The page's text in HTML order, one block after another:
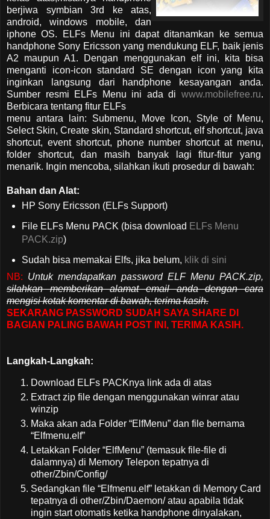
berjiwa symbian 3rd ke atas,
android, windows mobile, dan
iphone OS. ELFs Menu ini dapat ditanamkan ke semua
handphone Sony Ericsson yang mendukung ELF, baik jenis
A2 maupun A1. Dengan menggunakan elf ini, kita bisa
menganti icon-icon standard SE dengan icon yang kita
inginkan langsung dari handphone kesayangan anda.
Sumber resmi ELFs Menu ini ada di www.mobilefree.ru.
Berbicara tentang fitur ELFs
menu antara lain: Submenu, Move Icon, Style of Menu,
Select Skin, Create skin, Standard shortcut, elf shortcut, java
shortcut, event shortcut, phone number shortcut at menu,
folder shortcut, dan masih banyak lagi fitur-fitur yang
menarik. Ingin mencoba, silahkan ikuti prosedur di bawah:
Bahan dan Alat:
HP Sony Ericsson (ELFs Support)
File ELFs Menu PACK (bisa download ELFs Menu
PACK.zip)
Sudah bisa memakai Elfs, jika belum, klik di sini
NB: Untuk mendapatkan password ELF Menu PACK.zip,
silahkan memberikan alamat email anda dengan cara
mengisi kotak komentar di bawah, terima kasih.
SEKARANG PASSWORD SUDAH SAYA SHARE DI
BAGIAN PALING BAWAH POST INI, TERIMA KASIH.
Langkah-Langkah:
Download ELFs PACKnya link ada di atas
Extract zip file dengan menggunakan winrar atau
winzip
Maka akan ada Folder “ElfMenu” dan file bernama
“Elfmenu.elf”
Letakkan Folder “ElfMenu” (temasuk file-file di
dalamnya) di Memory Telepon tepatnya di
other/Zbin/Config/
Sedangkan file “Elfmenu.elf” letakkan di Memory Card
tepatnya di other/Zbin/Daemon/ atau apabila tidak
ingin start otomatis ketika handphone dinyalakan,